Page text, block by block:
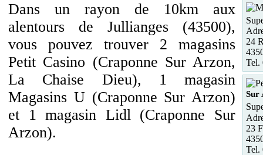
Dans un rayon de 10km aux
alentours de Jullianges (43500),
vous pouvez trouver 2 magasins
Petit Casino (Craponne Sur Arzon,
La Chaise Dieu), 1 magasin
Magasins U (Craponne Sur Arzon)
et 1 magasin Lidl (Craponne Sur
Arzon).
24
Tel.
Sur
23
Tel.